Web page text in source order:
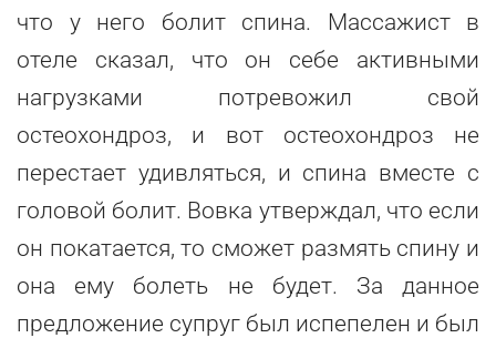
что у него болит спина. Массажист в
отеле сказал, что он себе активными
нагрузками потревожил свой
остеохондроз, и вот остеохондроз не
перестает удивляться, и спина вместе с
головой болит. Вовка утверждал, что если
он покатается, то сможет размять спину и
она ему болеть не будет. За данное
предложение супруг был испепелен и был